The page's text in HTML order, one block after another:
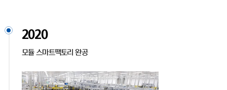
2020
모듈 스마트팩토리 완공